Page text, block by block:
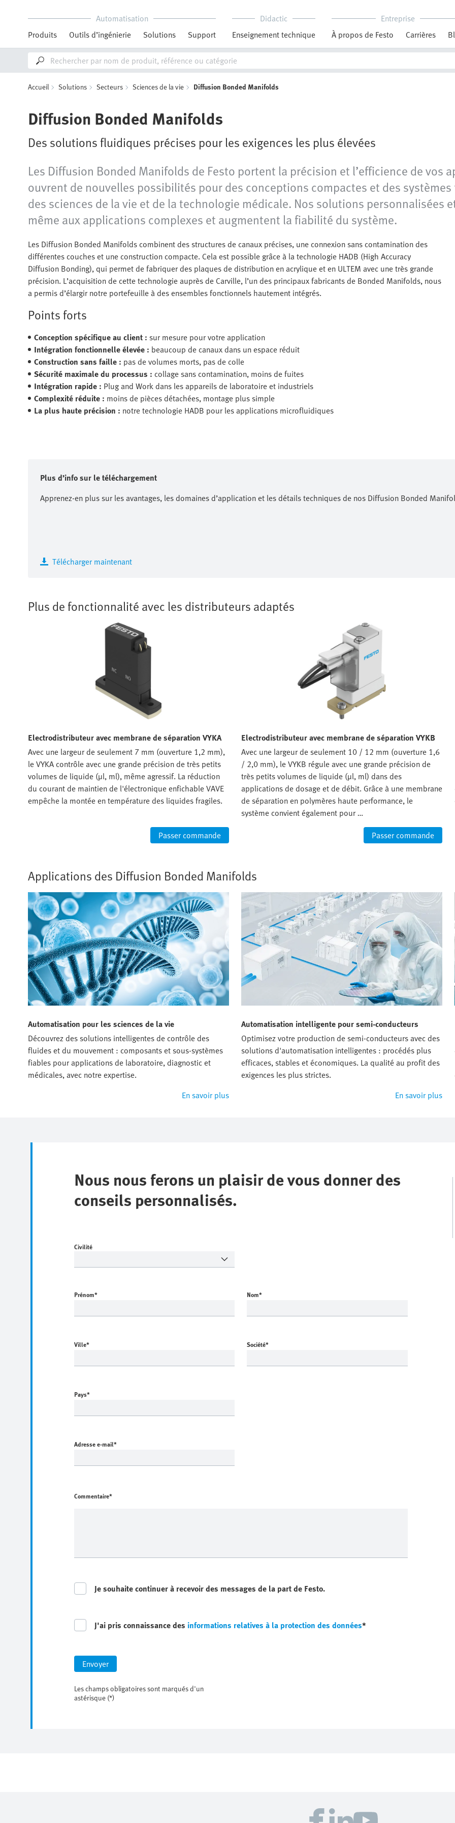
Automatisation
Produits
Outils d’ingénierie Solutions Support
Didactic
Enseignement technique
Entreprise
À propos de Festo
Carrières
Accueil Solutions Secteurs Sciences de la vie Diffusion Bonded Manifolds
Diffusion Bonded Manifolds
Des solutions fluidiques précises pour les exigences les plus élevées
Les Diffusion Bonded Manifolds de Festo portent la précision et l’efficience de vos
ouvrent de nouvelles possibilités pour des conceptions compactes et des
des sciences de la vie et de la technologie médicale. Nos solutions personnalisées
même aux applications complexes et augmentent la fiabilité du système.
Les Diffusion Bonded Manifolds combinent des structures de canaux précises, une connexion sans contamination des
différentes couches et une construction compacte. Cela est possible grâce à la technologie HADB (High Accuracy
Diffusion Bonding), qui permet de fabriquer des plaques de distribution en acrylique et en ULTEM avec une très grande
précision. L’acquisition de cette technologie auprès de Carville, l’un des principaux fabricants de Bonded Manifolds, nous
a permis d’élargir notre portefeuille à des ensembles fonctionnels hautement intégrés.
Points forts
Conception spécifique au client : sur mesure pour votre application
Intégration fonctionnelle élevée : beaucoup de canaux dans un espace réduit
Construction sans faille : pas de volumes morts, pas de colle
Sécurité maximale du processus : collage sans contamination, moins de fuites
Intégration rapide : Plug and Work dans les appareils de laboratoire et industriels
Complexité réduite : moins de pièces détachées, montage plus simple
La plus haute précision : notre technologie HADB pour les applications microfluidiques
Plus d’info sur le téléchargement
Apprenez-en plus sur les avantages, les domaines d’application et les détails techniques de nos Diffusion Bonded
Télécharger maintenant
Plus de fonctionnalité avec les distributeurs adaptés
Electrodistributeur avec membrane de séparation VYKA
Avec une largeur de seulement 7 mm (ouverture 1,2 mm),
le VYKA contrôle avec une grande précision de très petits
volumes de liquide (µl, ml), même agressif. La réduction
du courant de maintien de l'électronique enfichable VAVE
empêche la montée en température des liquides fragiles.
Passer commande
Electrodistributeur avec membrane de séparation VYKB
Avec une largeur de seulement 10 / 12 mm (ouverture 1,6
/ 2,0 mm), le VYKB régule avec une grande précision de
très petits volumes de liquide (µl, ml) dans des
applications de dosage et de débit. Grâce à une membrane
de séparation en polymères haute performance, le
système convient également pour …
Passer commande
Applications des Diffusion Bonded Manifolds
Automatisation pour les sciences de la vie
Découvrez des solutions intelligentes de contrôle des
fluides et du mouvement : composants et sous-systèmes
fiables pour applications de laboratoire, diagnostic et
médicales, avec notre expertise.
En savoir plus
Automatisation intelligente pour semi-conducteurs
Optimisez votre production de semi-conducteurs avec des
solutions d'automatisation intelligentes : procédés plus
efficaces, stables et économiques. La qualité au profit des
exigences les plus strictes.
En savoir plus
Nous nous ferons un plaisir de vous donner des
conseils personnalisés.
Civilité
Prénom* Nom*
Ville* Société*
Pays*
Adresse e-mail*
Commentaire*
Je souhaite continuer à recevoir des messages de la part de Festo.
J'ai pris connaissance des informations relatives à la protection des données*
Envoyer
Les champs obligatoires sont marqués d'un
astérisque (*)